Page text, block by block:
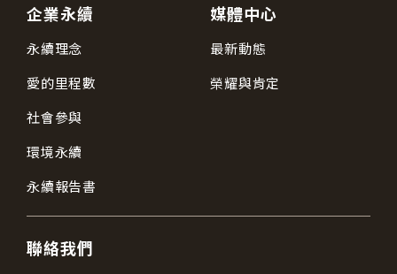
企業永續
永續理念
愛的里程數
社會參與
環境永續
永續報告書
媒體中心
最新動態
榮耀與肯定
聯絡我們